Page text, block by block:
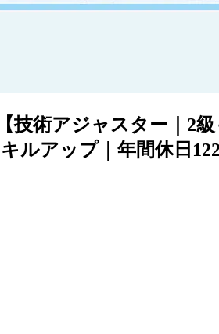
技術アジャスター｜2
ルアップ｜年間休日